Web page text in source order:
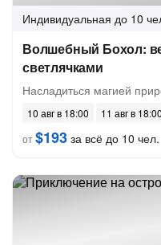
Индивидуальная до 10
Волшебный Бохол:
светлячками
Насладиться магией
10 авг в 18:00
11 авг в 18:00
от$193 за всё до 10 чел.